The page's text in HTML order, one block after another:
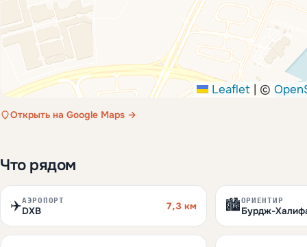
Leaflet | ©
Открыть на Google Maps →
Что рядом
✈️АЭРОПОРТ
DXB 7,3 км 🏙️ОРИЕНТИР
Бурдж-